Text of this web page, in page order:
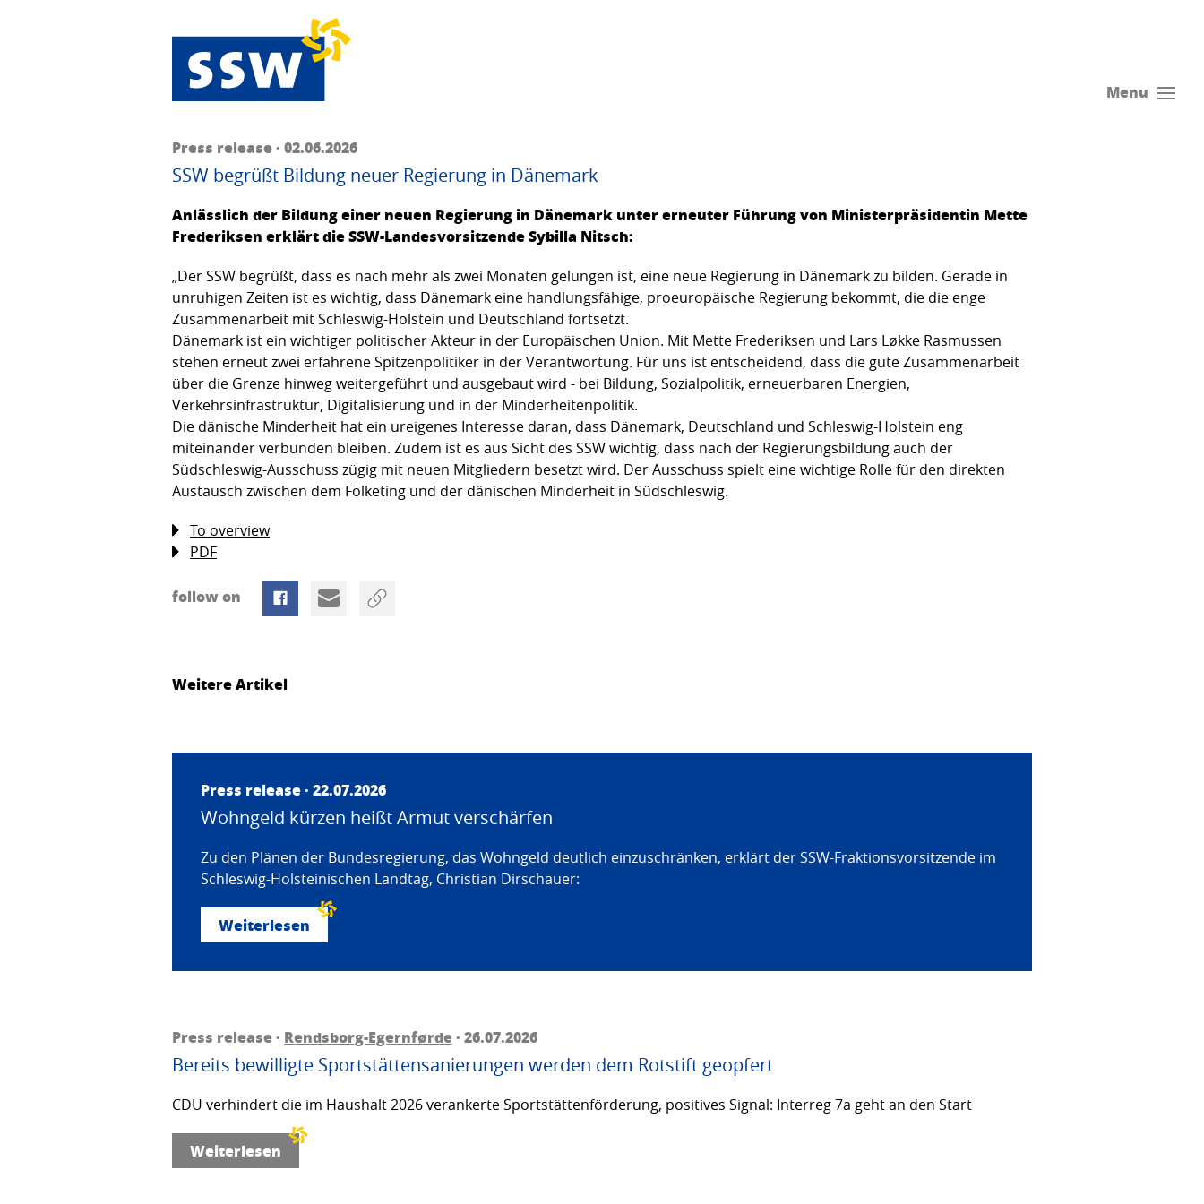
Menu
Press release · 02.06.2026
SSW begrüßt Bildung neuer Regierung in Dänemark
Anlässlich der Bildung einer neuen Regierung in Dänemark unter erneuter Führung von Ministerpräsidentin Mette
Frederiksen erklärt die SSW-Landesvorsitzende Sybilla Nitsch:
„Der SSW begrüßt, dass es nach mehr als zwei Monaten gelungen ist, eine neue Regierung in Dänemark zu bilden. Gerade in
unruhigen Zeiten ist es wichtig, dass Dänemark eine handlungsfähige, proeuropäische Regierung bekommt, die die enge
Zusammenarbeit mit Schleswig-Holstein und Deutschland fortsetzt.
Dänemark ist ein wichtiger politischer Akteur in der Europäischen Union. Mit Mette Frederiksen und Lars Løkke Rasmussen
stehen erneut zwei erfahrene Spitzenpolitiker in der Verantwortung. Für uns ist entscheidend, dass die gute Zusammenarbeit
über die Grenze hinweg weitergeführt und ausgebaut wird - bei Bildung, Sozialpolitik, erneuerbaren Energien,
Verkehrsinfrastruktur, Digitalisierung und in der Minderheitenpolitik.
Die dänische Minderheit hat ein ureigenes Interesse daran, dass Dänemark, Deutschland und Schleswig-Holstein eng
miteinander verbunden bleiben. Zudem ist es aus Sicht des SSW wichtig, dass nach der Regierungsbildung auch der
Südschleswig-Ausschuss zügig mit neuen Mitgliedern besetzt wird. Der Ausschuss spielt eine wichtige Rolle für den direkten
Austausch zwischen dem Folketing und der dänischen Minderheit in Südschleswig.
To overview
PDF
follow on
Weitere Artikel
Press release · 22.07.2026
Wohngeld kürzen heißt Armut verschärfen
Zu den Plänen der Bundesregierung, das Wohngeld deutlich einzuschränken, erklärt der SSW-Fraktionsvorsitzende im
Schleswig-Holsteinischen Landtag, Christian Dirschauer:
Weiterlesen
Press release · Rendsborg-Egernførde· 26.07.2026
Bereits bewilligte Sportstättensanierungen werden dem Rotstift geopfert
CDU verhindert die im Haushalt 2026 verankerte Sportstättenförderung, positives Signal: Interreg 7a geht an den Start
Weiterlesen